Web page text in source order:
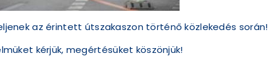
az érintett útszakaszon történő közlekedés során!
kérjük, megértésüket köszönjük!